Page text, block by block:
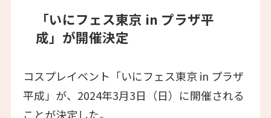
「いにフェス東京 in プラザ平
成」が開催決定
コスプレイベント「いにフェス東京 in プラザ
平成」が、2024年3月3日（日）に開催される
ことが決定した。